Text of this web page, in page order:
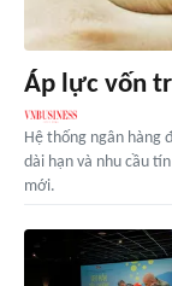
Áp lực vốn
Hệ thống ngân hàng
dài hạn và nhu cầu
mới.